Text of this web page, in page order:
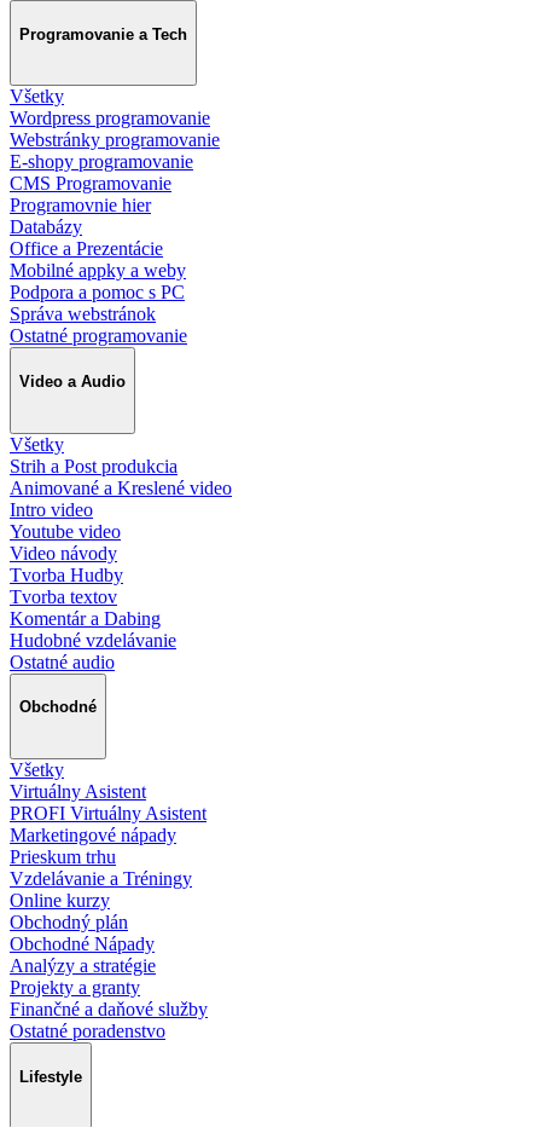
Programovanie a Tech
Všetky
Wordpress programovanie
Webstránky programovanie
E-shopy programovanie
CMS Programovanie
Programovnie hier
Databázy
Office a Prezentácie
Mobilné appky a weby
Podpora a pomoc s PC
Správa webstránok
Ostatné programovanie
Video a Audio
Všetky
Strih a Post produkcia
Animované a Kreslené video
Intro video
Youtube video
Video návody
Tvorba Hudby
Tvorba textov
Komentár a Dabing
Hudobné vzdelávanie
Ostatné audio
Obchodné
Všetky
Virtuálny Asistent
PROFI Virtuálny Asistent
Marketingové nápady
Prieskum trhu
Vzdelávanie a Tréningy
Online kurzy
Obchodný plán
Obchodné Nápady
Analýzy a stratégie
Projekty a granty
Finančné a daňové služby
Ostatné poradenstvo
Lifestyle